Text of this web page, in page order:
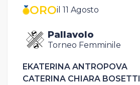
OROil 11 Agosto
Pallavolo
Torneo Femminile
EKATERINA ANTROPOVA
CATERINA CHIARA BOSETTI